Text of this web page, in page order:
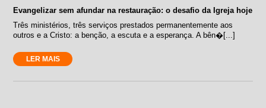
Evangelizar sem afundar na restauração: o desafio da Igreja hoje
Três ministérios, três serviços prestados permanentemente aos
outros e a Cristo: a benção, a escuta e a esperança. A bên�[...]
LER MAIS